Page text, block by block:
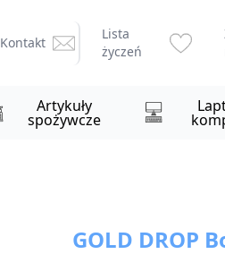
Kontakt
Lista
życzeń
Artykuły
spożywcze
GOLD DROP